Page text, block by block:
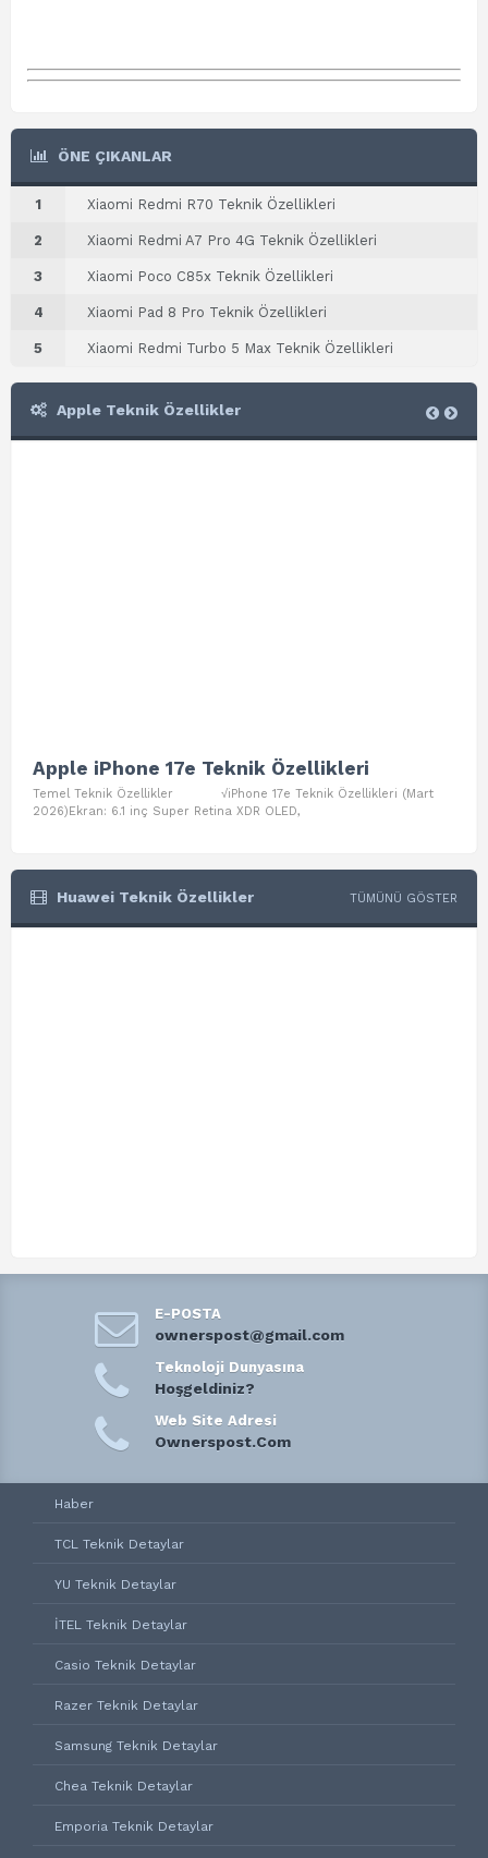
ÖNE ÇIKANLAR
1 Xiaomi Redmi R70 Teknik Özellikleri
2 Xiaomi Redmi A7 Pro 4G Teknik Özellikleri
3 Xiaomi Poco C85x Teknik Özellikleri
4 Xiaomi Pad 8 Pro Teknik Özellikleri
5 Xiaomi Redmi Turbo 5 Max Teknik Özellikleri
Apple Teknik Özellikler
Apple iPhone 17e Teknik Özellikleri
Temel Teknik Özellikler √iPhone 17e Teknik Özellikleri (Mart
2026)Ekran: 6.1 inç Super Retina XDR OLED,
Huawei Teknik Özellikler TÜMÜNÜ GÖSTER
E-POSTA
ownerspost@gmail.com
Teknoloji Dunyasına
Hoşgeldiniz?
Web Site Adresi
Ownerspost.Com
Haber
TCL Teknik Detaylar
YU Teknik Detaylar
İTEL Teknik Detaylar
Casio Teknik Detaylar
Razer Teknik Detaylar
Samsung Teknik Detaylar
Chea Teknik Detaylar
Emporia Teknik Detaylar